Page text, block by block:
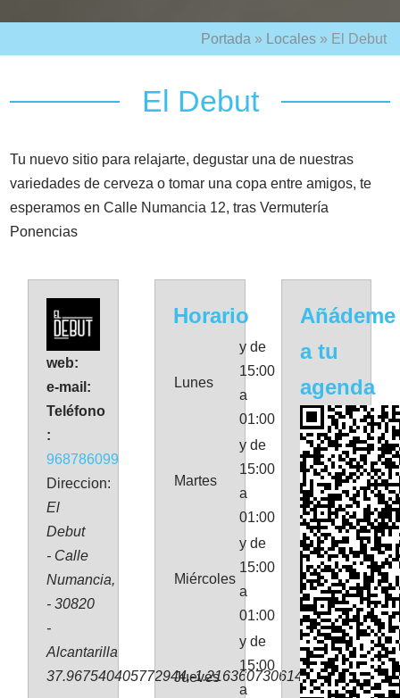
Portada » Locales » El Debut
El Debut
Tu nuevo sitio para relajarte, degustar una de nuestras
variedades de cerveza o tomar una copa entre amigos, te
esperamos en Calle Numancia 12, tras Vermutería
Ponencias
web:
e-mail:
Teléfono
:
968786099
Direccion:
El
Debut
- Calle
Numancia,
- 30820
-
Alcantarilla
37.967540405772944,-1.216360730614144
Horario
Lunes
y de
15:00
a
01:00
Martes
y de
15:00
a
01:00
Miércoles
y de
15:00
a
01:00
Jueves
y de
15:00
a
Añádeme
a tu
agenda